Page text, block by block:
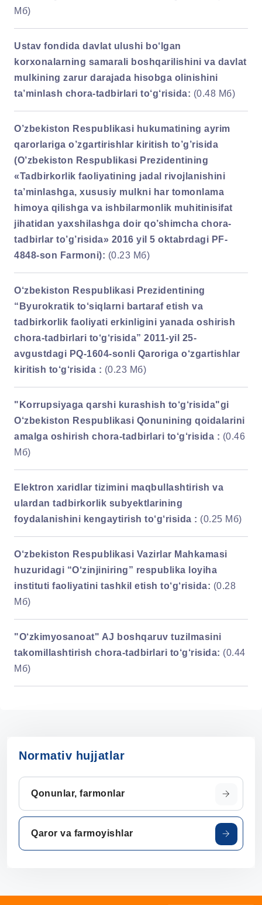
Мб)
Ustav fondida davlat ulushi bo‘lgan
korxonalarning samarali boshqarilishini va davlat
mulkining zarur darajada hisobga olinishini
ta’minlash chora-tadbirlari to‘g‘risida: (0.48 Мб)
O’zbekiston Respublikasi hukumatining ayrim
qarorlariga o’zgartirishlar kiritish to’g’risida
(O’zbekiston Respublikasi Prezidentining
«Tadbirkorlik faoliyatining jadal rivojlanishini
ta’minlashga, xususiy mulkni har tomonlama
himoya qilishga va ishbilarmonlik muhitinisifat
jihatidan yaxshilashga doir qo’shimcha chora-
tadbirlar to’g’risida» 2016 yil 5 oktabrdagi PF-
4848-son Farmoni): (0.23 Мб)
O‘zbekiston Respublikasi Prezidentining
“Byurokratik to‘siqlarni bartaraf etish va
tadbirkorlik faoliyati erkinligini yanada oshirish
chora-tadbirlari to‘g‘risida” 2011-yil 25-
avgustdagi PQ-1604-sonli Qaroriga o‘zgartishlar
kiritish to‘g‘risida : (0.23 Мб)
"Korrupsiyaga qarshi kurashish to‘g‘risida"gi
O‘zbekiston Respublikasi Qonunining qoidalarini
amalga oshirish chora-tadbirlari to‘g‘risida : (0.46
Мб)
Elektron xaridlar tizimini maqbullashtirish va
ulardan tadbirkorlik subyektlarining
foydalanishini kengaytirish to‘g‘risida : (0.25 Мб)
O‘zbekiston Respublikasi Vazirlar Mahkamasi
huzuridagi “O‘zinjiniring” respublika loyiha
instituti faoliyatini tashkil etish to‘g‘risida: (0.28
Мб)
"O‘zkimyosanoat" AJ boshqaruv tuzilmasini
takomillashtirish chora-tadbirlari to‘g‘risida: (0.44
Мб)
Normativ hujjatlar
Qonunlar, farmonlar
Qaror va farmoyishlar